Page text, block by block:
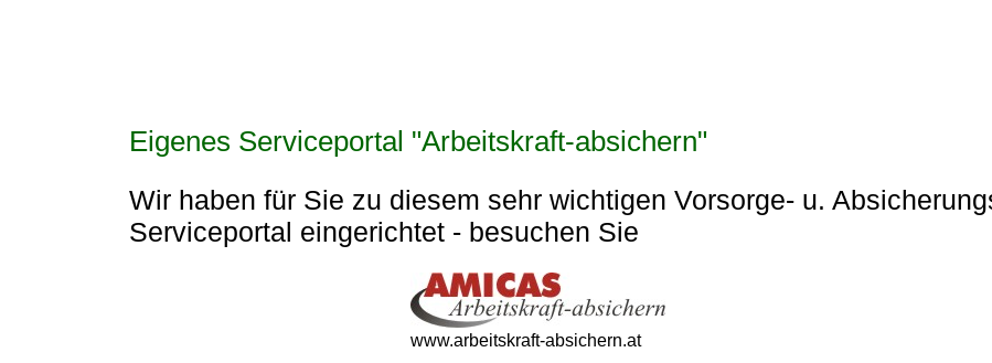
Eigenes Serviceportal "Arbeitskraft-absichern"
Wir haben für Sie zu diesem sehr wichtigen Vorsorge- u.
Serviceportal eingerichtet - besuchen Sie
www.arbeitskraft-absichern.at